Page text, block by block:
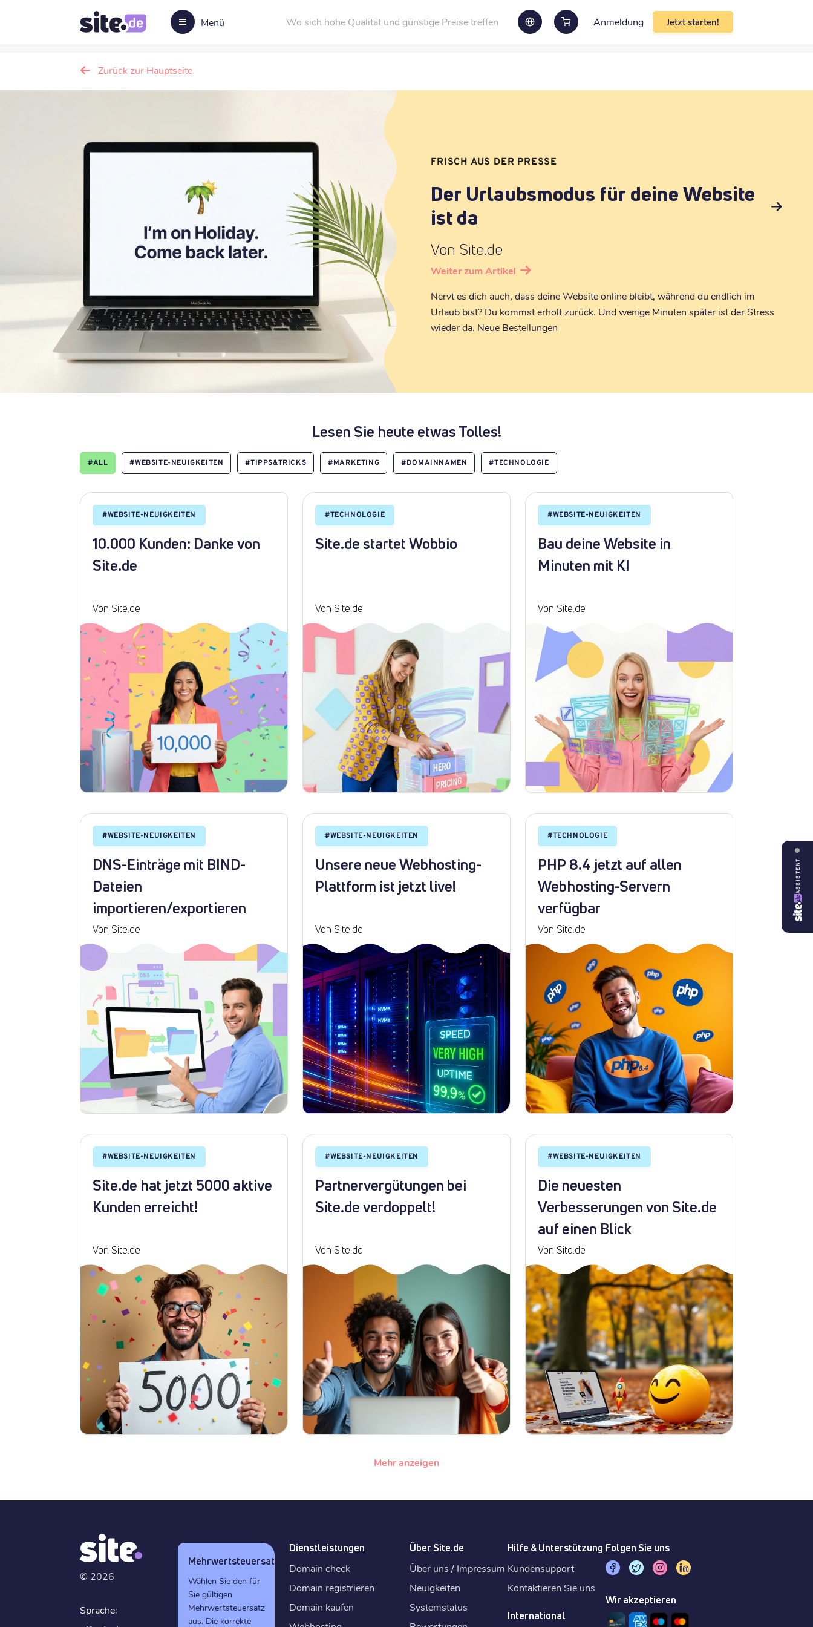
Menü Wo sich hohe Qualität und günstige Preise treffen Anmeldung Jetzt starten!
Zurück zur Hauptseite
FRISCH AUS DER PRESSE
Der Urlaubsmodus für deine Website
ist da
Von Site.de
Weiter zum Artikel
Nervt es dich auch, dass deine Website online bleibt, während du endlich im
Urlaub bist? Du kommst erholt zurück. Und wenige Minuten später ist der Stress
wieder da. Neue Bestellungen
Lesen Sie heute etwas Tolles!
#ALL #WEBSITE-NEUIGKEITEN #TIPPS&TRICKS #MARKETING #DOMAINNAMEN #TECHNOLOGIE
#WEBSITE-NEUIGKEITEN
10.000 Kunden: Danke von
Site.de
Von Site.de
#TECHNOLOGIE
Site.de startet Wobbio
Von Site.de
#WEBSITE-NEUIGKEITEN
Bau deine Website in
Minuten mit KI
Von Site.de
#WEBSITE-NEUIGKEITEN
DNS-Einträge mit BIND-
Dateien
importieren/exportieren
Von Site.de
#WEBSITE-NEUIGKEITEN
Unsere neue Webhosting-
Plattform ist jetzt live!
Von Site.de
#TECHNOLOGIE
PHP 8.4 jetzt auf allen
Webhosting-Servern
verfügbar
Von Site.de
#WEBSITE-NEUIGKEITEN
Site.de hat jetzt 5000 aktive
Kunden erreicht!
Von Site.de
#WEBSITE-NEUIGKEITEN
Partnervergütungen bei
Site.de verdoppelt!
Von Site.de
#WEBSITE-NEUIGKEITEN
Die neuesten
Verbesserungen von Site.de
auf einen Blick
Von Site.de
Mehr anzeigen
© 2026
Sprache:
Mehrwertsteuersatz
Wählen Sie den für
Sie gültigen
Mehrwertsteuersatz
aus. Die korrekte
Dienstleistungen
Domain check
Domain registrieren
Domain kaufen
Über Site.de
Über uns / Impressum
Neuigkeiten
Systemstatus
Hilfe & Unterstützung
Kundensupport
Kontaktieren Sie uns
International
Folgen Sie uns
Wir akzeptieren
ASSISTENT